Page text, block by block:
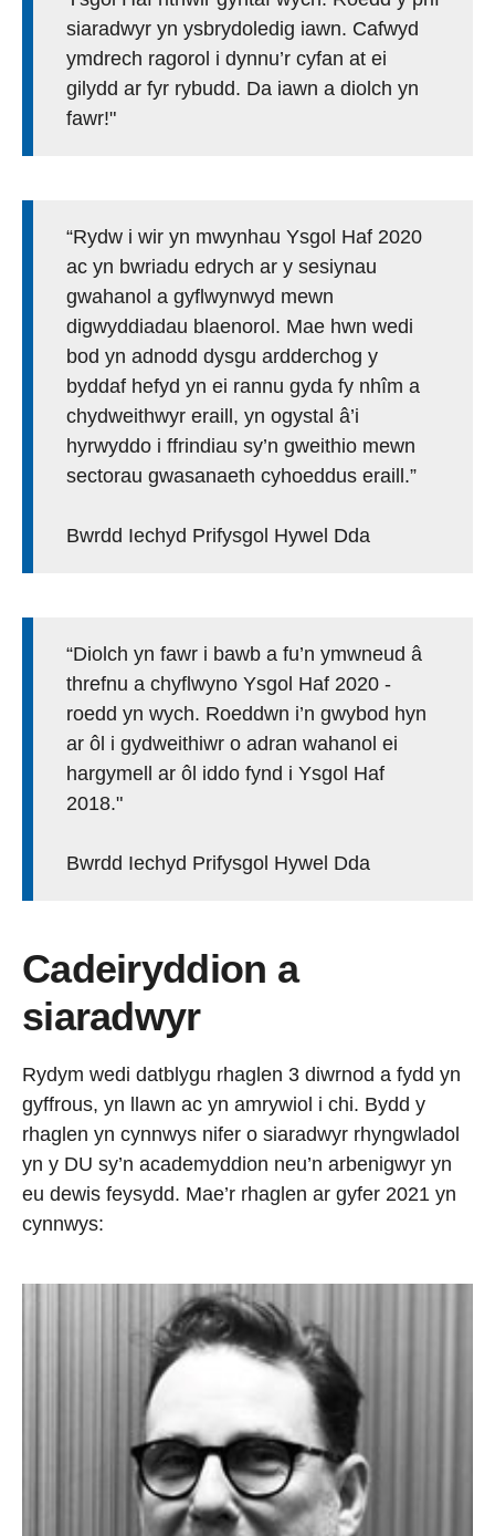
siaradwyr yn ysbrydoledig iawn. Cafwyd
ymdrech ragorol i dynnu’r cyfan at ei
gilydd ar fyr rybudd. Da iawn a diolch yn
fawr!"
“Rydw i wir yn mwynhau Ysgol Haf 2020
ac yn bwriadu edrych ar y sesiynau
gwahanol a gyflwynwyd mewn
digwyddiadau blaenorol. Mae hwn wedi
bod yn adnodd dysgu ardderchog y
byddaf hefyd yn ei rannu gyda fy nhîm a
chydweithwyr eraill, yn ogystal â’i
hyrwyddo i ffrindiau sy’n gweithio mewn
sectorau gwasanaeth cyhoeddus eraill.”
Bwrdd Iechyd Prifysgol Hywel Dda
“Diolch yn fawr i bawb a fu’n ymwneud â
threfnu a chyflwyno Ysgol Haf 2020 -
roedd yn wych. Roeddwn i’n gwybod hyn
ar ôl i gydweithiwr o adran wahanol ei
hargymell ar ôl iddo fynd i Ysgol Haf
2018."
Bwrdd Iechyd Prifysgol Hywel Dda
Cadeiryddion a
siaradwyr
Rydym wedi datblygu rhaglen 3 diwrnod a fydd yn
gyffrous, yn llawn ac yn amrywiol i chi. Bydd y
rhaglen yn cynnwys nifer o siaradwyr rhyngwladol
yn y DU sy’n academyddion neu’n arbenigwyr yn
eu dewis feysydd. Mae’r rhaglen ar gyfer 2021 yn
cynnwys: